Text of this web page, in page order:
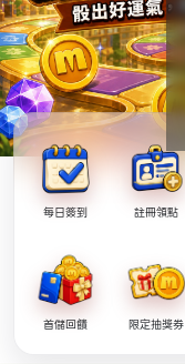
每日簽到 註冊領點
首儲回饋 限定抽獎券